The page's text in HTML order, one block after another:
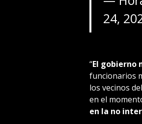
24,
“El gobierno
funcionarios
los vecinos
en el
en la no